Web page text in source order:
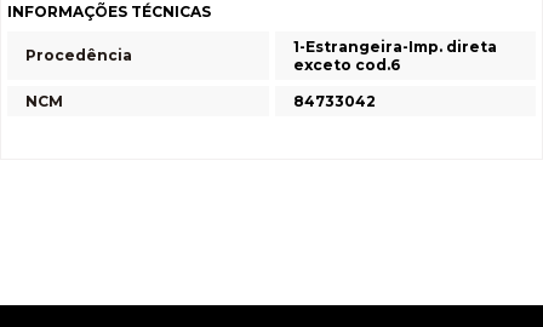
INFORMAÇÕES TÉCNICAS
Procedência
1-Estrangeira-Imp. direta
exceto cod.6
NCM
84733042